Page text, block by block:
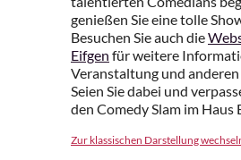
genießen Sie eine tolle
Besuchen Sie auch die
Eifgen für weitere
Veranstaltung und anderen
Seien Sie dabei und
den Comedy Slam im Haus
Zur klassischen Darstellung